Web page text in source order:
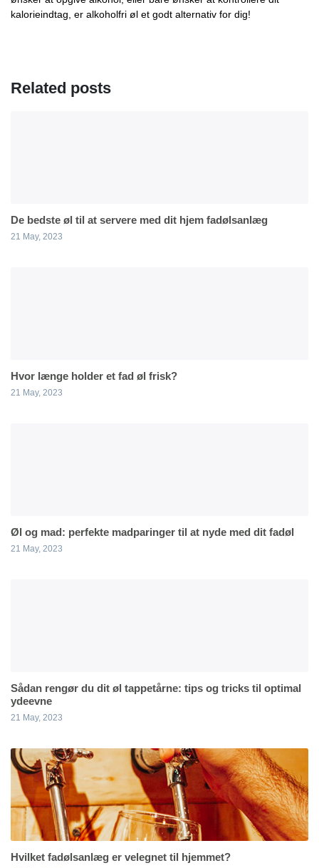
kalorieindtag, er alkoholfri øl et godt alternativ for dig!
Related posts
De bedste øl til at servere med dit hjem fadølsanlæg
21 May, 2023
Hvor længe holder et fad øl frisk?
21 May, 2023
Øl og mad: perfekte madparinger til at nyde med dit fadøl
21 May, 2023
Sådan rengør du dit øl tappetårne: tips og tricks til optimal
ydeevne
21 May, 2023
Hvilket fadølsanlæg er velegnet til hjemmet?